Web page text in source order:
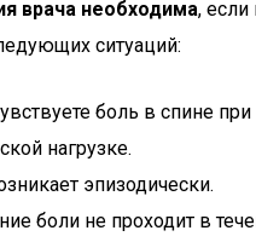
врача необходима, если
ситуаций:
боль в спине
нагрузке.
эпизодически.
боли не проходит в